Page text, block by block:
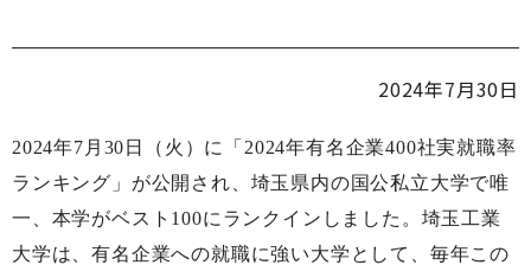
2024年7月30日
2024年7月30日（火）に「2024年有名企業400社実就職率
ランキング」が公開され、埼玉県内の国公私立大学で唯
一、本学がベスト100にランクインしました。埼玉工業
大学は、有名企業への就職に強い大学として、毎年この